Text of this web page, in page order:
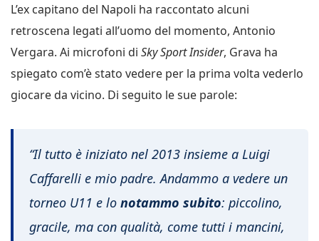
L’ex capitano del Napoli ha raccontato alcuni
retroscena legati all’uomo del momento, Antonio
Vergara. Ai microfoni di Sky Sport Insider, Grava ha
spiegato com’è stato vedere per la prima volta vederlo
giocare da vicino. Di seguito le sue parole:
“Il tutto è iniziato nel 2013 insieme a Luigi
Caffarelli e mio padre. Andammo a vedere un
torneo U11 e lo notammo subito: piccolino,
gracile, ma con qualità, come tutti i mancini,